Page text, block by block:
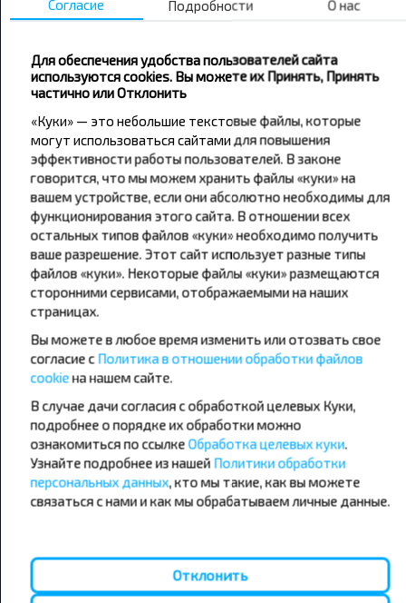
Подпишись на получение новостей и
Подписаться
Популярные автобусные
направления
Орша - Могилёв
Минск - Несвиж
Минск - Могилёв
Минск - Брест
Минск - Гомель
Минск - Бобруйск
Минск - Барановичи
Гомель - Минск
Брест - Минск
Варшава - Минск
Санкт-Петербург - Минск
Вильнюс - Минск
Полоцк - Рига
Минск - Москва
Москва - Барановичи
Брест - Люблин
Согласие Подробности О нас
Для обеспечения удобства пользователей сайта
используются cookies. Вы можете их Принять, Принять
частично или Отклонить
«Куки» — это небольшие текстовые файлы, которые
могут использоваться сайтами для повышения
эффективности работы пользователей. В законе
говорится, что мы можем хранить файлы «куки» на
вашем устройстве, если они абсолютно необходимы для
функционирования этого сайта. В отношении всех
остальных типов файлов «куки» необходимо получить
ваше разрешение. Этот сайт использует разные типы
файлов «куки». Некоторые файлы «куки» размещаются
сторонними сервисами, отображаемыми на наших
страницах.
Вы можете в любое время изменить или отозвать свое
согласие сПолитика в отношении обработки файлов
cookieна нашем сайте.
В случае дачи согласия с обработкой целевых Куки,
подробнее о порядке их обработки можно
ознакомиться по ссылкеОбработка целевых куки.
Узнайте подробнее из нашей Политики обработки
персональных данных, кто мы такие, как вы можете
связаться с нами и как мы обрабатываем личные данные.
Отклонить